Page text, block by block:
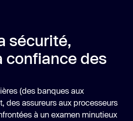
sécurité,
confiance des
(des banques aux
des assureurs aux processeurs
à un examen minutieux